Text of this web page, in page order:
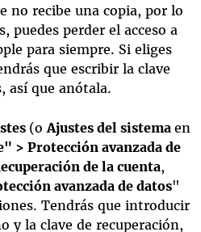
no recibe una copia, por lo
puedes perder el acceso a
para siempre. Si eliges
que escribir la clave
así que anótala.
(oAjustes del sistema en
> Protección avanzada de
de la cuenta,
avanzada de datos"
Tendrás que introducir
y la clave de recuperación,